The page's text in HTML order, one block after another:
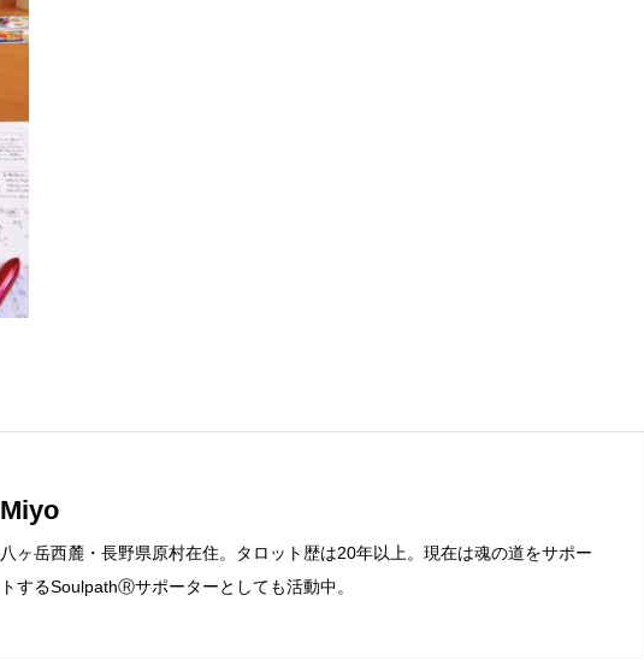
Miyo
八ヶ岳西麓・長野県原村在住。タロット歴は20年以上。現在は魂の道をサポー
トするSoulpathⓇサポーターとしても活動中。